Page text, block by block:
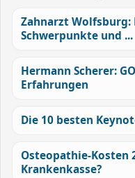
Zahnarzt Wolfsburg:
Schwerpunkte und ...
Hermann Scherer:
Erfahrungen
Die 10 besten
Osteopathie-Kosten
Krankenkasse?